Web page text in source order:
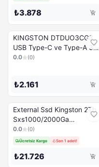
₺3.878
KINGSTON DTDUO3CG3
USB Type-C ve Type-A 3.2
Flash Bellek 128 GB
0.0 (0)
₺2.161
External Ssd Kingston 2Tb
Sxs1000/2000Ga
1050/1000Mb/S
0.0 (0)
Ücretsiz Kargo Son 1 adet!
₺21.726